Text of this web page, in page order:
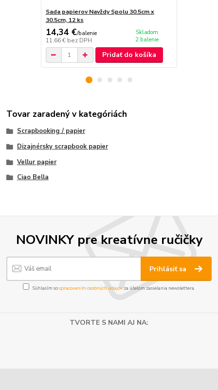
Sada papierov Navždy Spolu 30.5cm x
30.5cm, 12 ks
14,34 €/balenie
11,66 € bez DPH
Skladom
2 balenie
Pridať do košíka
Tovar zaradený v kategóriách
Scrapbooking / papier
Dizajnérsky scrapbook papier
Vellur papier
Ciao Bella
NOVINKY pre kreatívne ručičky
Prihlásiť sa
Súhlasím sospracovaním osobných údajov za účelom zasielania newslettera.
TVORTE S NAMI AJ NA: